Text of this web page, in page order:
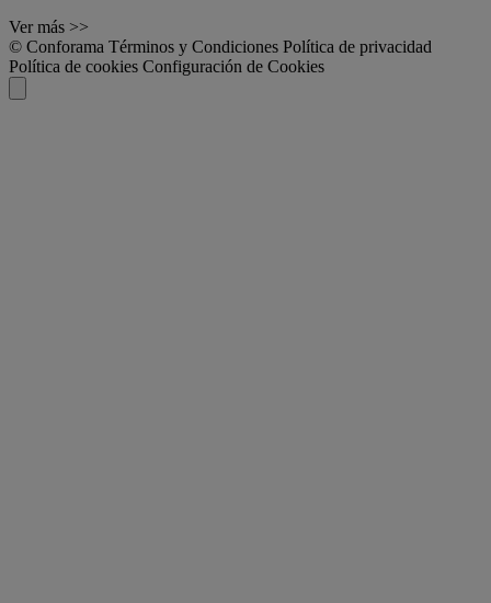
Ver más >>
© Conforama Términos y Condiciones Política de privacidad
Política de cookies Configuración de Cookies